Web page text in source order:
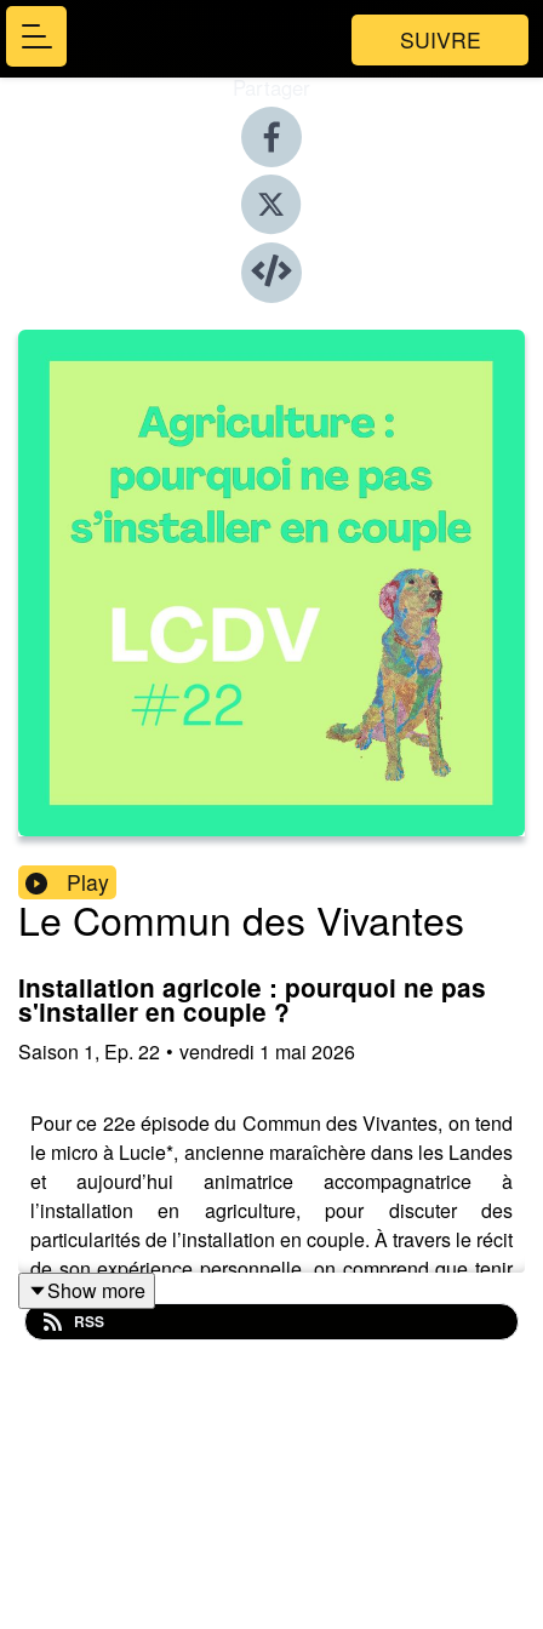
SUIVRE
Partager
Play
Le Commun des Vivantes
Installation agricole : pourquoi ne pas
s'installer en couple ?
Saison 1, Ep. 22 • vendredi 1 mai 2026
Pour ce 22e épisode du Commun des Vivantes, on tend
le micro à Lucie*, ancienne maraîchère dans les Landes
et aujourd’hui animatrice accompagnatrice à
l’installation en agriculture, pour discuter des
particularités de l’installation en couple. À travers le récit
de son expérience personnelle, on comprend que tenir
une ferme en couple revêt de nombreuses difficultés. La
répartition des tâches est très genrée, les femmes
Show more
RSS